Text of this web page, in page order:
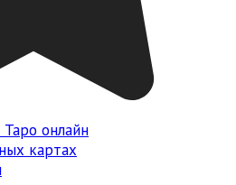
Таро онлайн
картах